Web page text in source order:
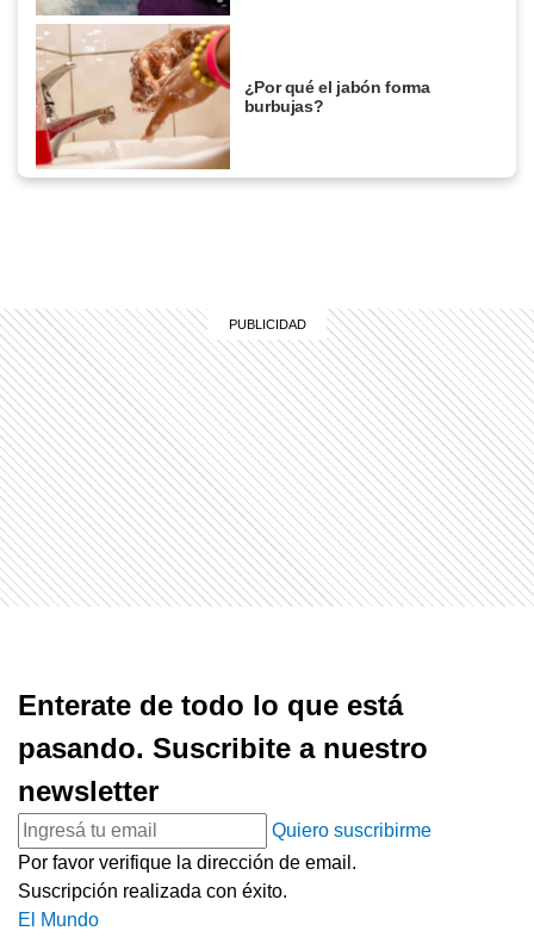
¿Por qué el jabón forma
burbujas?
Enterate de todo lo que está
pasando. Suscribite a nuestro
newsletter
Quiero suscribirme
Por favor verifique la dirección de email.
Suscripción realizada con éxito.
El Mundo